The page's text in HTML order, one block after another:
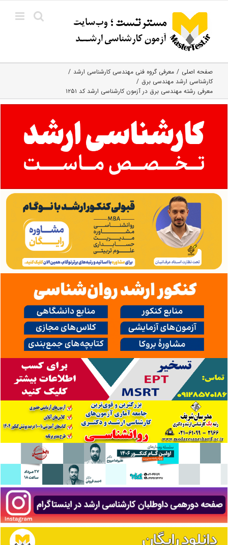
content
صفحه اصلی
معرفی گروه فنی مهندسی کارشناسی ارشد
کارشناسی ارشد مهندسی برق
معرفی رشته مهندسی برق در آزمون کارشناسی ارشد کد ۱۲۵۱